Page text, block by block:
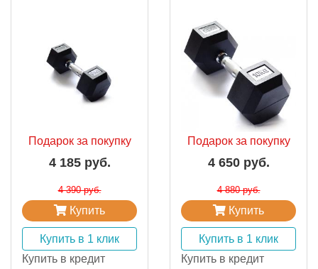
Подарок за покупку
4 185 руб.
4 390 руб.
Купить
Купить в 1 клик
Купить в кредит
Подарок за покупку
4 650 руб.
4 880 руб.
Купить
Купить в 1 клик
Купить в кредит